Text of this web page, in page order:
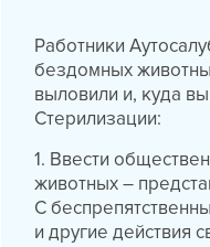
Работники
бездомных
выловили и, куда
Стерилизации:
1. Ввести
животных –
С
и другие действия